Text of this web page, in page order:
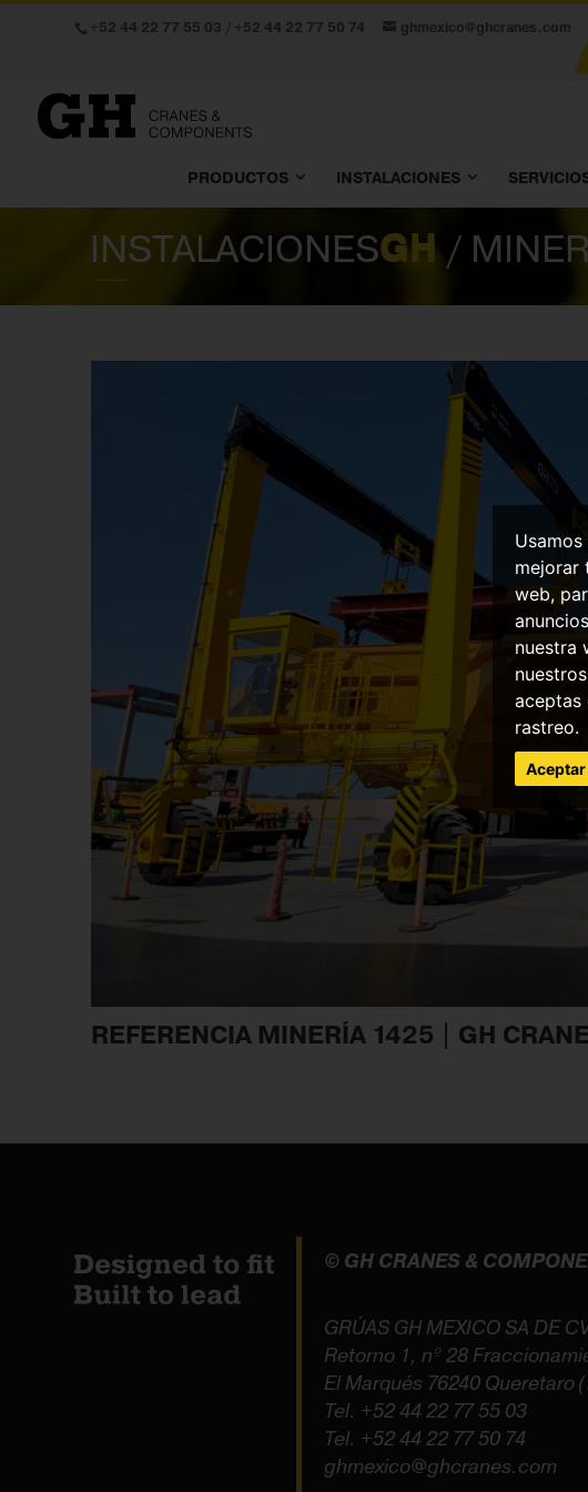
mejorar
web,
nuestra
aceptas
rastreo.
+52 44 22 77 55 03 / +52 44 22 77 50 74
ghmexico@ghcranes.com
PRODUCTOS INSTALACIONES
INSTALACIONESGH /
REFERENCIA MINERÍA 1425 | GH
© GH CRANES &
GRÚAS GH MEXICO SA DE
Retorno 1, nº 28
El Marqués 76240 Queretaro
Tel. +52 44 22 77 55 03
Tel. +52 44 22 77 50 74
ghmexico@ghcranes.com